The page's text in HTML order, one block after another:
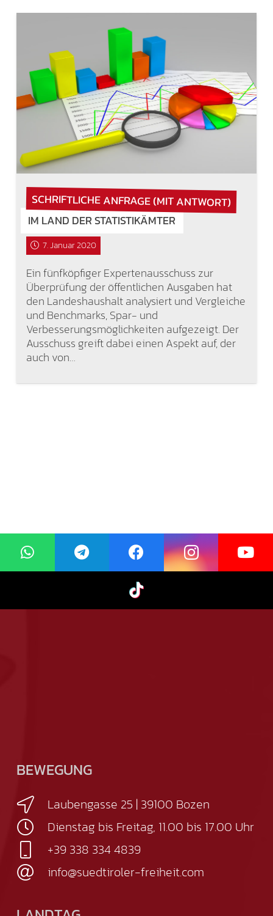
SCHRIFTLICHE ANFRAGE (MIT ANTWORT)
IM LAND DER STATISTIKÄMTER
7. Januar 2020
Ein fünfköpfiger Expertenausschuss zur
Überprüfung der öffentlichen Ausgaben hat
den Landeshaushalt analysiert und Vergleiche
und Benchmarks, Spar- und
Verbesserungsmöglichkeiten aufgezeigt. Der
Ausschuss greift dabei einen Aspekt auf, der
auch von…
BEWEGUNG
Laubengasse 25 | 39100 Bozen
Dienstag bis Freitag, 11.00 bis 17.00 Uhr
+39 338 334 4839
info@suedtiroler-freiheit.com